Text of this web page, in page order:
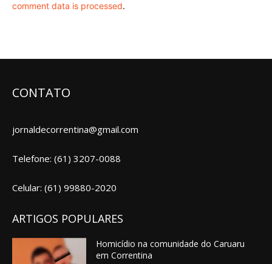
comment data is processed.
CONTATO
jornaldecorrentina@gmail.com
Telefone: (61) 3207-0088
Celular: (61) 99880-2020
ARTIGOS POPULARES
Homicídio na comunidade do Caruaru
em Correntina